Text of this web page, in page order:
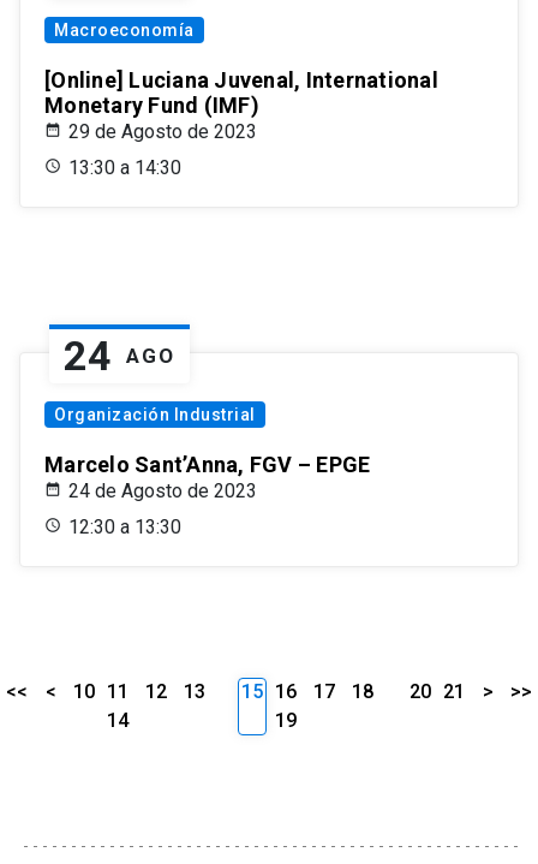
Macroeconomía
[Online] Luciana Juvenal, International
Monetary Fund (IMF)
29 de Agosto de 2023
13:30 a 14:30
24 AGO
Organización Industrial
Marcelo Sant’Anna, FGV – EPGE
24 de Agosto de 2023
12:30 a 13:30
<< < 10 11 12
13
14
15 16 17
18
19
20 21 > >>